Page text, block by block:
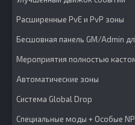
Расширенные PvE и PvP зоны
Бесшовная панель GM/Admin
Мероприятия полностью
Автоматические зоны
Система Global Drop
Специальные моды + Особые